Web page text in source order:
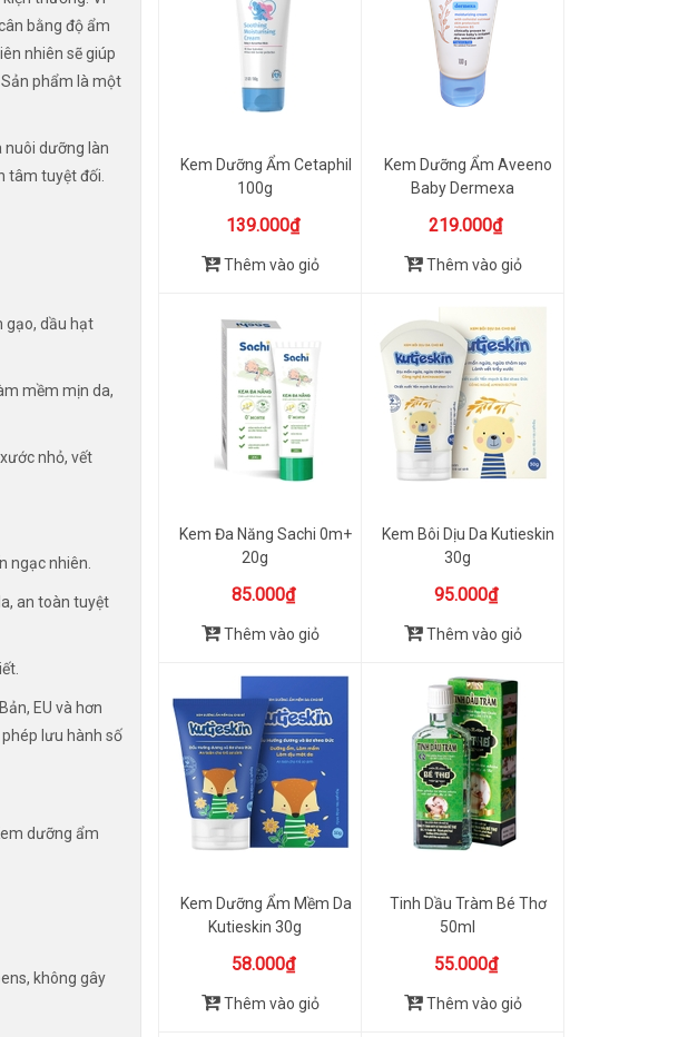
bằng độ ẩm
nhiên sẽ giúp
phẩm là một
nuôi dưỡng làn
tâm tuyệt đối.
gạo, dầu hạt
mềm mịn da,
nhỏ, vết
ngạc nhiên.
an toàn tuyệt
EU và hơn
lưu hành số
dưỡng ẩm
không gây
Kem Dưỡng Ẩm Cetaphil
100g
139.000₫
Thêm vào giỏ
Kem Dưỡng Ẩm Aveeno
Baby Dermexa
219.000₫
Thêm vào giỏ
Kem Đa Năng Sachi 0m+
20g
85.000₫
Thêm vào giỏ
Kem Bôi Dịu Da Kutieskin
30g
95.000₫
Thêm vào giỏ
Kem Dưỡng Ẩm Mềm Da
Kutieskin 30g
58.000₫
Thêm vào giỏ
Tinh Dầu Tràm Bé Thơ
50ml
55.000₫
Thêm vào giỏ